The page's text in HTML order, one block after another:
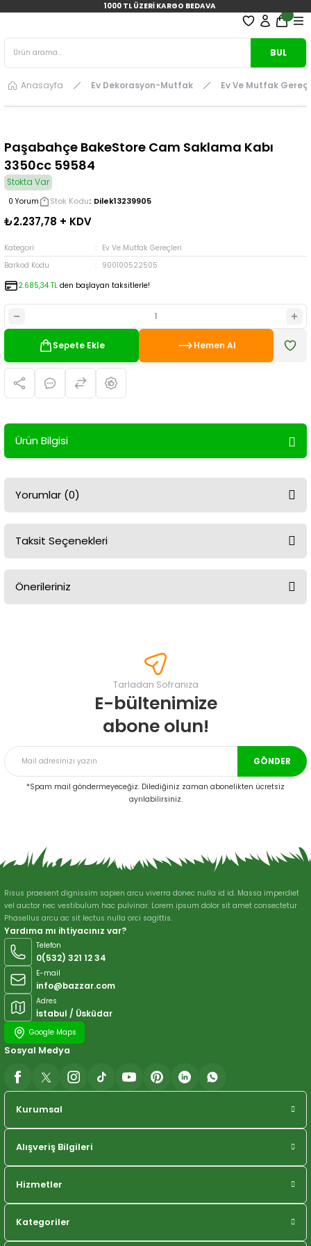
1000 TL ÜZERİ KARGO BEDAVA
BUL
Anasayfa Ev Dekorasyon-Mutfak Ev Ve Mutfak
Paşabahçe BakeStore Cam Saklama Kabı
3350cc 59584
Stokta Var
0 Yorum Stok Kodu Dilek13239905
₺2.237,78 + KDV
Kategori
Ev Ve Mutfak Gereçleri
Barkod Kodu
900100522505
2.685,34 TL den başlayan taksitlerle!
Sepete Ekle Hemen Al
Ürün Bilgisi
Yorumlar (0)
Taksit Seçenekleri
Önerileriniz
Görüş ve önerileriniz için teşekkür ederiz.
Ürün resmi kalitesiz, bozuk veya görüntülenemiyor.
Ürün bilgilerinde hatalar bulunuyor.
Bu ürüne benzer farklı alternatifler olmalı.
Gönder
Tarladan Sofranıza
E-bültenimize
abone olun!
GÖNDER
*Spam mail göndermeyeceğiz. Dilediğiniz zaman abonelikten ücretsiz
ayrılabilirsiniz.
Risus praesent dignissim sapien arcu viverra donec nulla id id. Massa imperdiet
vel auctor nec vestibulum hac pulvinar. Lorem ipsum dolor sit amet consectetur
Phasellus arcu ac sit lectus nulla orci sagittis.
Yardıma mı ihtiyacınız var?
Telefon
0(532) 321 12 34
E-mail
info@bazzar.com
Adres
İstabul / Üsküdar
Google Maps
Kurumsal
Alışveriş Bilgileri
Hizmetler
Kategoriler
Sosyal Medya